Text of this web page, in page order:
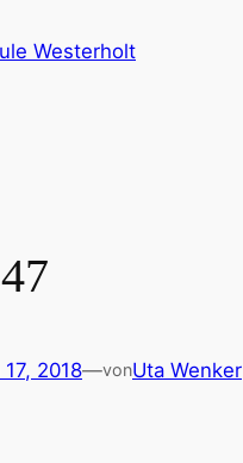
Westerholt
2018—vonUta Wenker